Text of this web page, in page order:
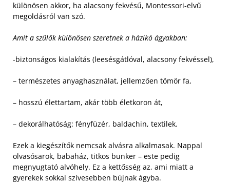
különösen akkor, ha alacsony fekvésű, Montessori-elvű
megoldásról van szó.
Amit a szülők különösen szeretnek a házikó ágyakban:
-biztonságos kialakítás (leesésgátlóval, alacsony fekvéssel),
– természetes anyaghasználat, jellemzően tömör fa,
– hosszú élettartam, akár több életkoron át,
– dekorálhatóság: fényfüzér, baldachin, textilek.
Ezek a kiegészítők nemcsak alvásra alkalmasak. Nappal
olvasósarok, babaház, titkos bunker – este pedig
megnyugtató alvóhely. Ez a kettősség az, ami miatt a
gyerekek sokkal szívesebben bújnak ágyba.